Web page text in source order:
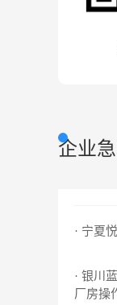
企业
· 宁夏
· 银川
厂房操